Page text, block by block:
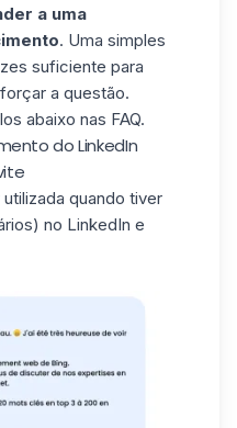
a uma
. Uma simples
suficiente para
a questão.
abaixo nas FAQ.
do LinkedIn
quando tiver
no LinkedIn e